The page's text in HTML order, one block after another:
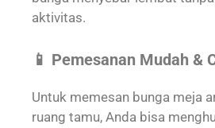
aktivitas.
📱 Pemesanan Mudah &
Untuk memesan bunga meja
ruang tamu, Anda bisa